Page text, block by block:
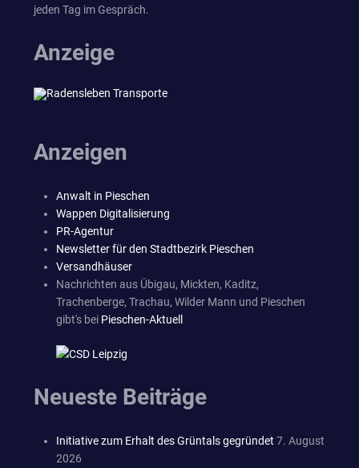
jeden Tag im Gespräch.
Anzeige
Anzeigen
Anwalt in Pieschen
Wappen Digitalisierung
PR-Agentur
Newsletter für den Stadtbezirk Pieschen
Versandhäuser
Nachrichten aus Übigau, Mickten, Kaditz,
Trachenberge, Trachau, Wilder Mann und Pieschen
gibt's bei Pieschen-Aktuell
Neueste Beiträge
Initiative zum Erhalt des Grüntals gegründet 7. August
2026